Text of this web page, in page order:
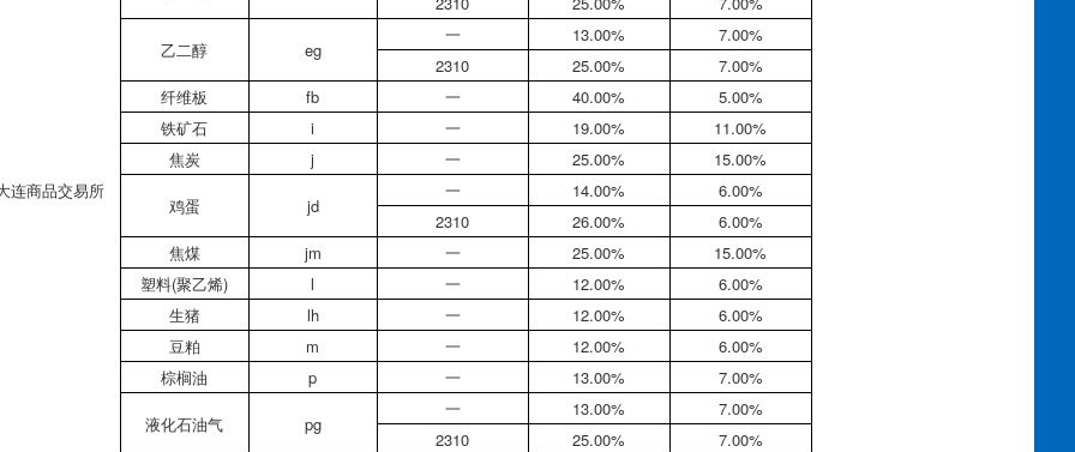
连商品交易所
乙二醇 eg
一 13.00%
7.00%
2310
25.00%
7.00%
纤维板
fb 一 40.00%
5.00%
铁矿石
i 一 19.00%
11.00%
焦炭
j 一 25.00% 15.00%
鸡蛋 jd
一 14.00%
6.00%
2310
26.00%
6.00%
焦煤
jm 一 25.00%
15.00%
塑料(聚乙烯)
l 一 12.00%
6.00%
生猪
lh 一 12.00%
6.00%
豆粕
m 一 12.00%
6.00%
棕榈油
p 一 13.00% 7.00%
液化石油气 pg
一 13.00%
7.00%
2310
25.00%
7.00%